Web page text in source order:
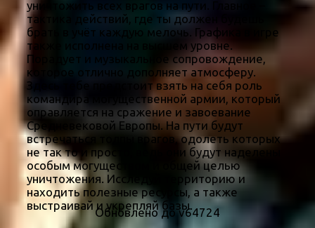
уничтожить всех врагов на пути. Главное –
тактика действий, где ты должен будешь
брать в учёт каждую мелочь. Графика в игре
также исполнена на высшем уровне.
Порадует и музыкальное сопровождение,
которое отлично дополняет атмосферу.
Здесь тебе предстоит взять на себя роль
командира могущественной армии, который
оправляется на сражение и завоевание
Средневековой Европы. На пути будут
встречаться толпы врагов, одолеть которых
не так то и просто, ведь они будут наделены
особым могуществом и общей целью
уничтожения. Исследуй территорию и
находить полезные ресурсы, а также
выстраивай и укрепляй базы.
Обновлено до v64724